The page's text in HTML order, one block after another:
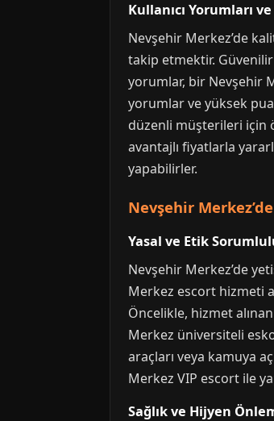
Kullanıcı Yorumları
Nevşehir Merkez’de
takip etmektir.
yorumlar, bir Nevşehir
yorumlar ve yüksek
düzenli müşterileri için
avantajlı fiyatlarla
yapabilirler.
Nevşehir
Yasal ve Etik
Nevşehir Merkez’de
Merkez escort hizmeti
Öncelikle, hizmet
Merkez üniversiteli
araçları veya kamuya
Merkez VIP escort ile
Sağlık ve Hijyen